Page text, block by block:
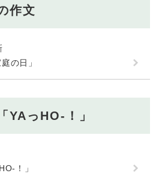
作文
の日」
YAっHO-！」
！」